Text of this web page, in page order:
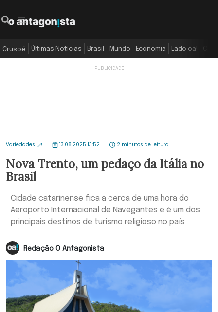
Crusoé Últimas Notícias Brasil Mundo Economia Lado oa!
Variedades 13.08.2025 13:52 2 minutos de leitura
Nova Trento, um pedaço da Itália no
Brasil
Cidade catarinense fica a cerca de uma hora do
Aeroporto Internacional de Navegantes e é um dos
principais destinos de turismo religioso no país
Redação O Antagonista